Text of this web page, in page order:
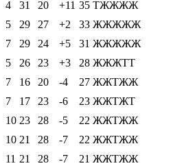
4 31 20 +11 35 ТЖЖЖЖ
5 29 27 +2 33 ЖЖЖЖЖ
7 29 24 +5 31 ЖЖЖЖЖ
5 26 23 +3 28 ЖЖЖТТ
7 16 20 -4 27 ЖЖТЖЖ
7 17 23 -6 23 ЖЖТЖТ
10 23 28 -5 22 ЖЖТЖЖ
10 21 28 -7 22 ЖЖТЖЖ
11 21 28 -7 21 ЖЖТЖЖ